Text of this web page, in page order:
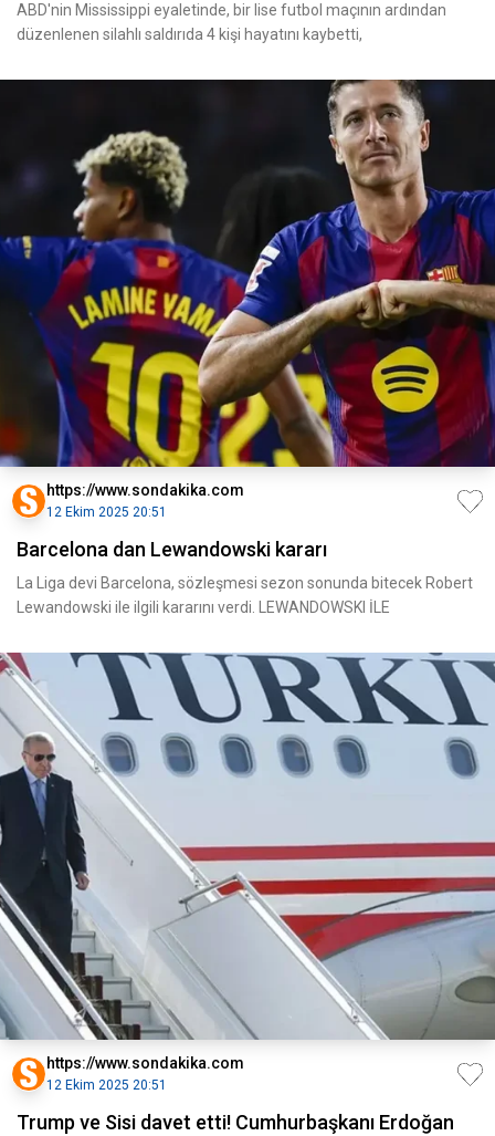
ABD'nin Mississippi eyaletinde, bir lise futbol maçının ardından
düzenlenen silahlı saldırıda 4 kişi hayatını kaybetti,
https://www.sondakika.com
12 Ekim 2025 20:51
Barcelona dan Lewandowski kararı
La Liga devi Barcelona, sözleşmesi sezon sonunda bitecek Robert
Lewandowski ile ilgili kararını verdi. LEWANDOWSKI İLE
https://www.sondakika.com
12 Ekim 2025 20:51
Trump ve Sisi davet etti! Cumhurbaşkanı Erdoğan